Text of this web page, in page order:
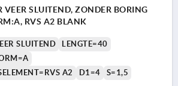
VEER SLUITEND, ZONDER BORING
A=40, B=120, VORM:A, RVS A2 BLANK
SLUITEND
LENGTE=40
A2
D1=4 S=1,5